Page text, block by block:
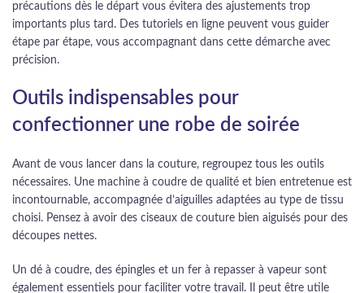
précautions dès le départ vous évitera des ajustements trop
importants plus tard. Des tutoriels en ligne peuvent vous guider
étape par étape, vous accompagnant dans cette démarche avec
précision.
Outils indispensables pour
confectionner une robe de soirée
Avant de vous lancer dans la couture, regroupez tous les outils
nécessaires. Une machine à coudre de qualité et bien entretenue est
incontournable, accompagnée d’aiguilles adaptées au type de tissu
choisi. Pensez à avoir des ciseaux de couture bien aiguisés pour des
découpes nettes.
Un dé à coudre, des épingles et un fer à repasser à vapeur sont
également essentiels pour faciliter votre travail. Il peut être utile